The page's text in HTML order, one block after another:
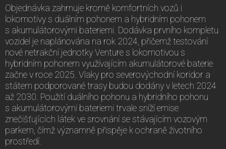
Objednávka zahrnuje kromě komfortních vozů i
lokomotivy s duálním pohonem a hybridním pohonem
s akumulátorovými bateriemi. Dodávka prvního kompletu
vozidel je naplánována na rok 2024, přičemž testování
nové netrakční jednotky Venture s lokomotivou s
hybridním pohonem využívajícím akumulátorové baterie
začne v roce 2025. Vlaky pro severovýchodní koridor a
státem podporované trasy budou dodány v letech 2024
až 2030. Použití duálního pohonu a hybridního pohonu
s akumulátorovými bateriemi trvale sníží emise
znečišťujících látek ve srovnání se stávajícím vozovým
parkem, čímž významně přispěje k ochraně životního
prostředí.